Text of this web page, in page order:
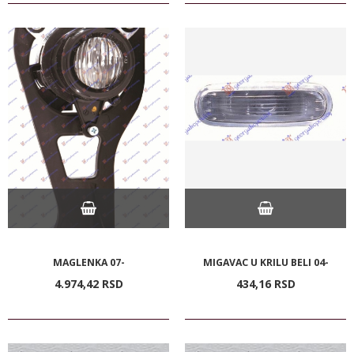
MAGLENKA 07-
4.974,42 RSD
MIGAVAC U KRILU BELI 04-
434,16 RSD